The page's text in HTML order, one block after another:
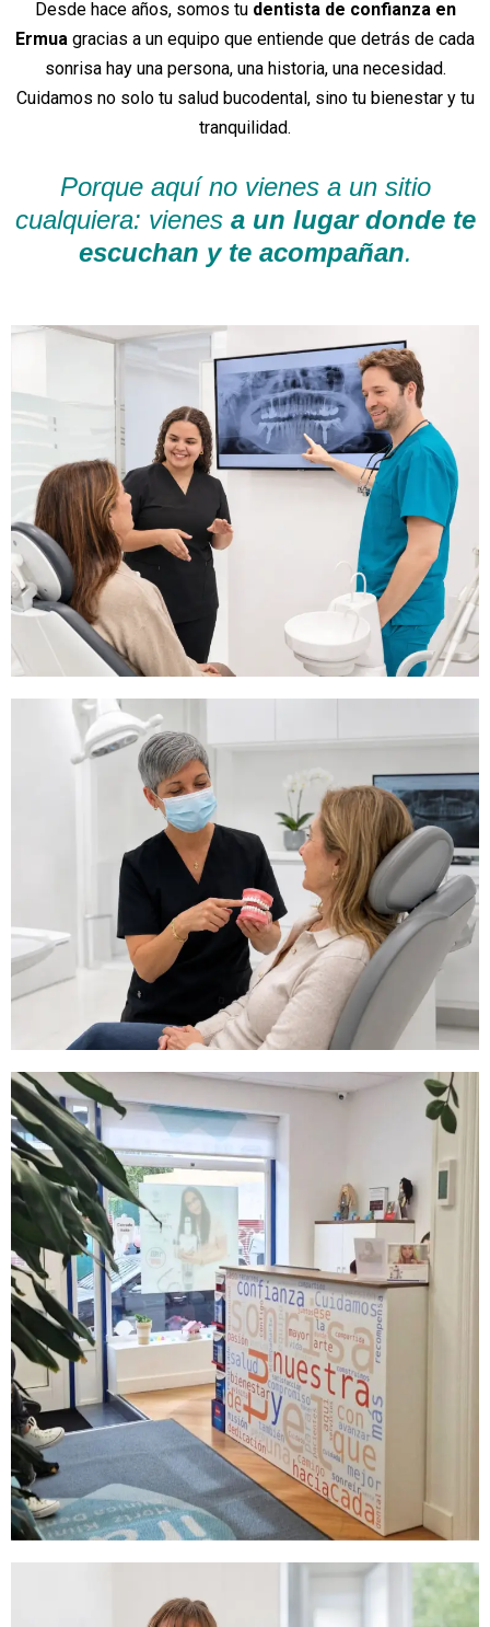
Desde hace años, somos tu dentista de confianza en
Ermua gracias a un equipo que entiende que detrás de cada
sonrisa hay una persona, una historia, una necesidad.
Cuidamos no solo tu salud bucodental, sino tu bienestar y tu
tranquilidad.
Porque aquí no vienes a un sitio
cualquiera: vienes a un lugar donde te
escuchan y te acompañan.